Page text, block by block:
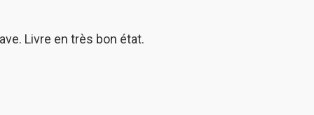
Livre en très bon état.